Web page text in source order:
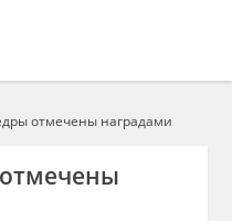
отмечены наградами